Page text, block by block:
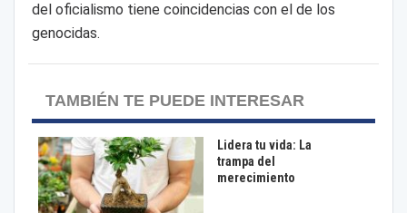
del oficialismo tiene coincidencias con el de los
genocidas.
TAMBIÉN TE PUEDE INTERESAR
Lidera tu vida: La
trampa del
merecimiento